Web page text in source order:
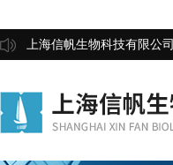
上海信帆生物科技有限公司